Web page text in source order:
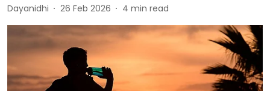
Dayanidhi 26 Feb 2026 4 min read